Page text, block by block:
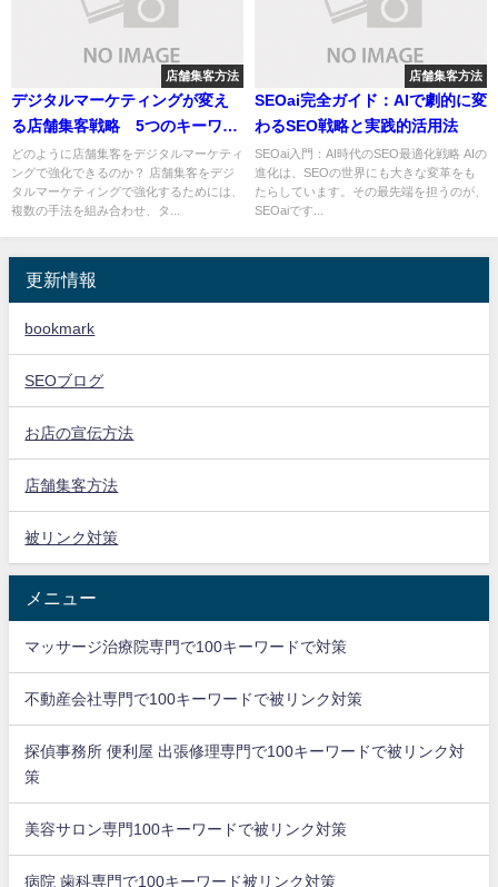
店舗集客方法
デジタルマーケティングが変え
る店舗集客戦略 5つのキーワー
ドで解説
どのように店舗集客をデジタルマーケティ
ングで強化できるのか？ 店舗集客をデジ
タルマーケティングで強化するためには、
複数の手法を組み合わせ、タ...
店舗集客方法
SEOai完全ガイド：AIで劇的に変
わるSEO戦略と実践的活用法
SEOai入門：AI時代のSEO最適化戦略 AIの
進化は、SEOの世界にも大きな変革をも
たらしています。その最先端を担うのが、
SEOaiです...
更新情報
bookmark
SEOブログ
お店の宣伝方法
店舗集客方法
被リンク対策
メニュー
マッサージ治療院専門で100キーワードで対策
不動産会社専門で100キーワードで被リンク対策
探偵事務所 便利屋 出張修理専門で100キーワードで被リンク対
策
美容サロン専門100キーワードで被リンク対策
病院 歯科専門で100キーワード被リンク対策